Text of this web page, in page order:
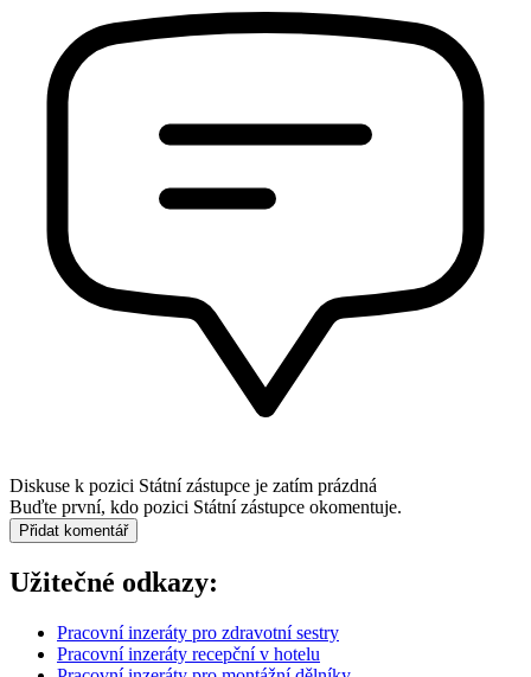
Diskuse k pozici Státní zástupce je zatím prázdná
Buďte první, kdo pozici Státní zástupce okomentuje.
Přidat komentář
Užitečné odkazy:
Pracovní inzeráty pro zdravotní sestry
Pracovní inzeráty recepční v hotelu